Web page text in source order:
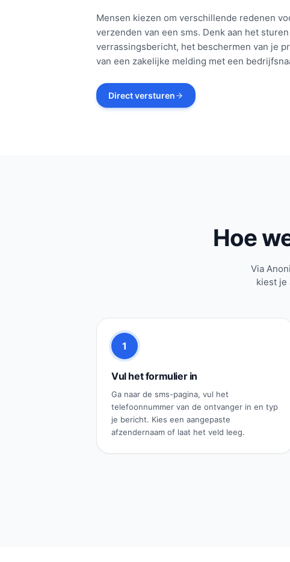
Mensen kiezen om verschillende redenen
verzenden van een sms. Denk aan het
verrassingsbericht, het beschermen van je
van een zakelijke melding met een
Direct versturen
Hoe
Via
kiest je
1
Vul het formulier in
Ga naar de sms-pagina, vul het
telefoonnummer van de ontvanger in en typ
je bericht. Kies een aangepaste
afzendernaam of laat het veld leeg.